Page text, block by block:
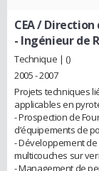
CEA /
- Ingénieur de
Technique | ()
2005 - 2007
Projets techniques
applicables en
- Prospection de
d’équipements de
- Développement
multicouches sur
- Management de